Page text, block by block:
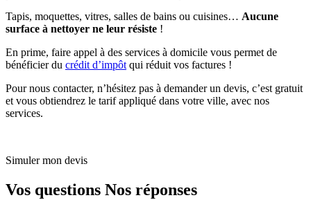
Tapis, moquettes, vitres, salles de bains ou cuisines… Aucune
surface à nettoyer ne leur résiste !
En prime, faire appel à des services à domicile vous permet de
bénéficier du crédit d’impôt qui réduit vos factures !
Pour nous contacter, n’hésitez pas à demander un devis, c’est gratuit
et vous obtiendrez le tarif appliqué dans votre ville, avec nos
services.
Simuler mon devis
Vos questions Nos réponses